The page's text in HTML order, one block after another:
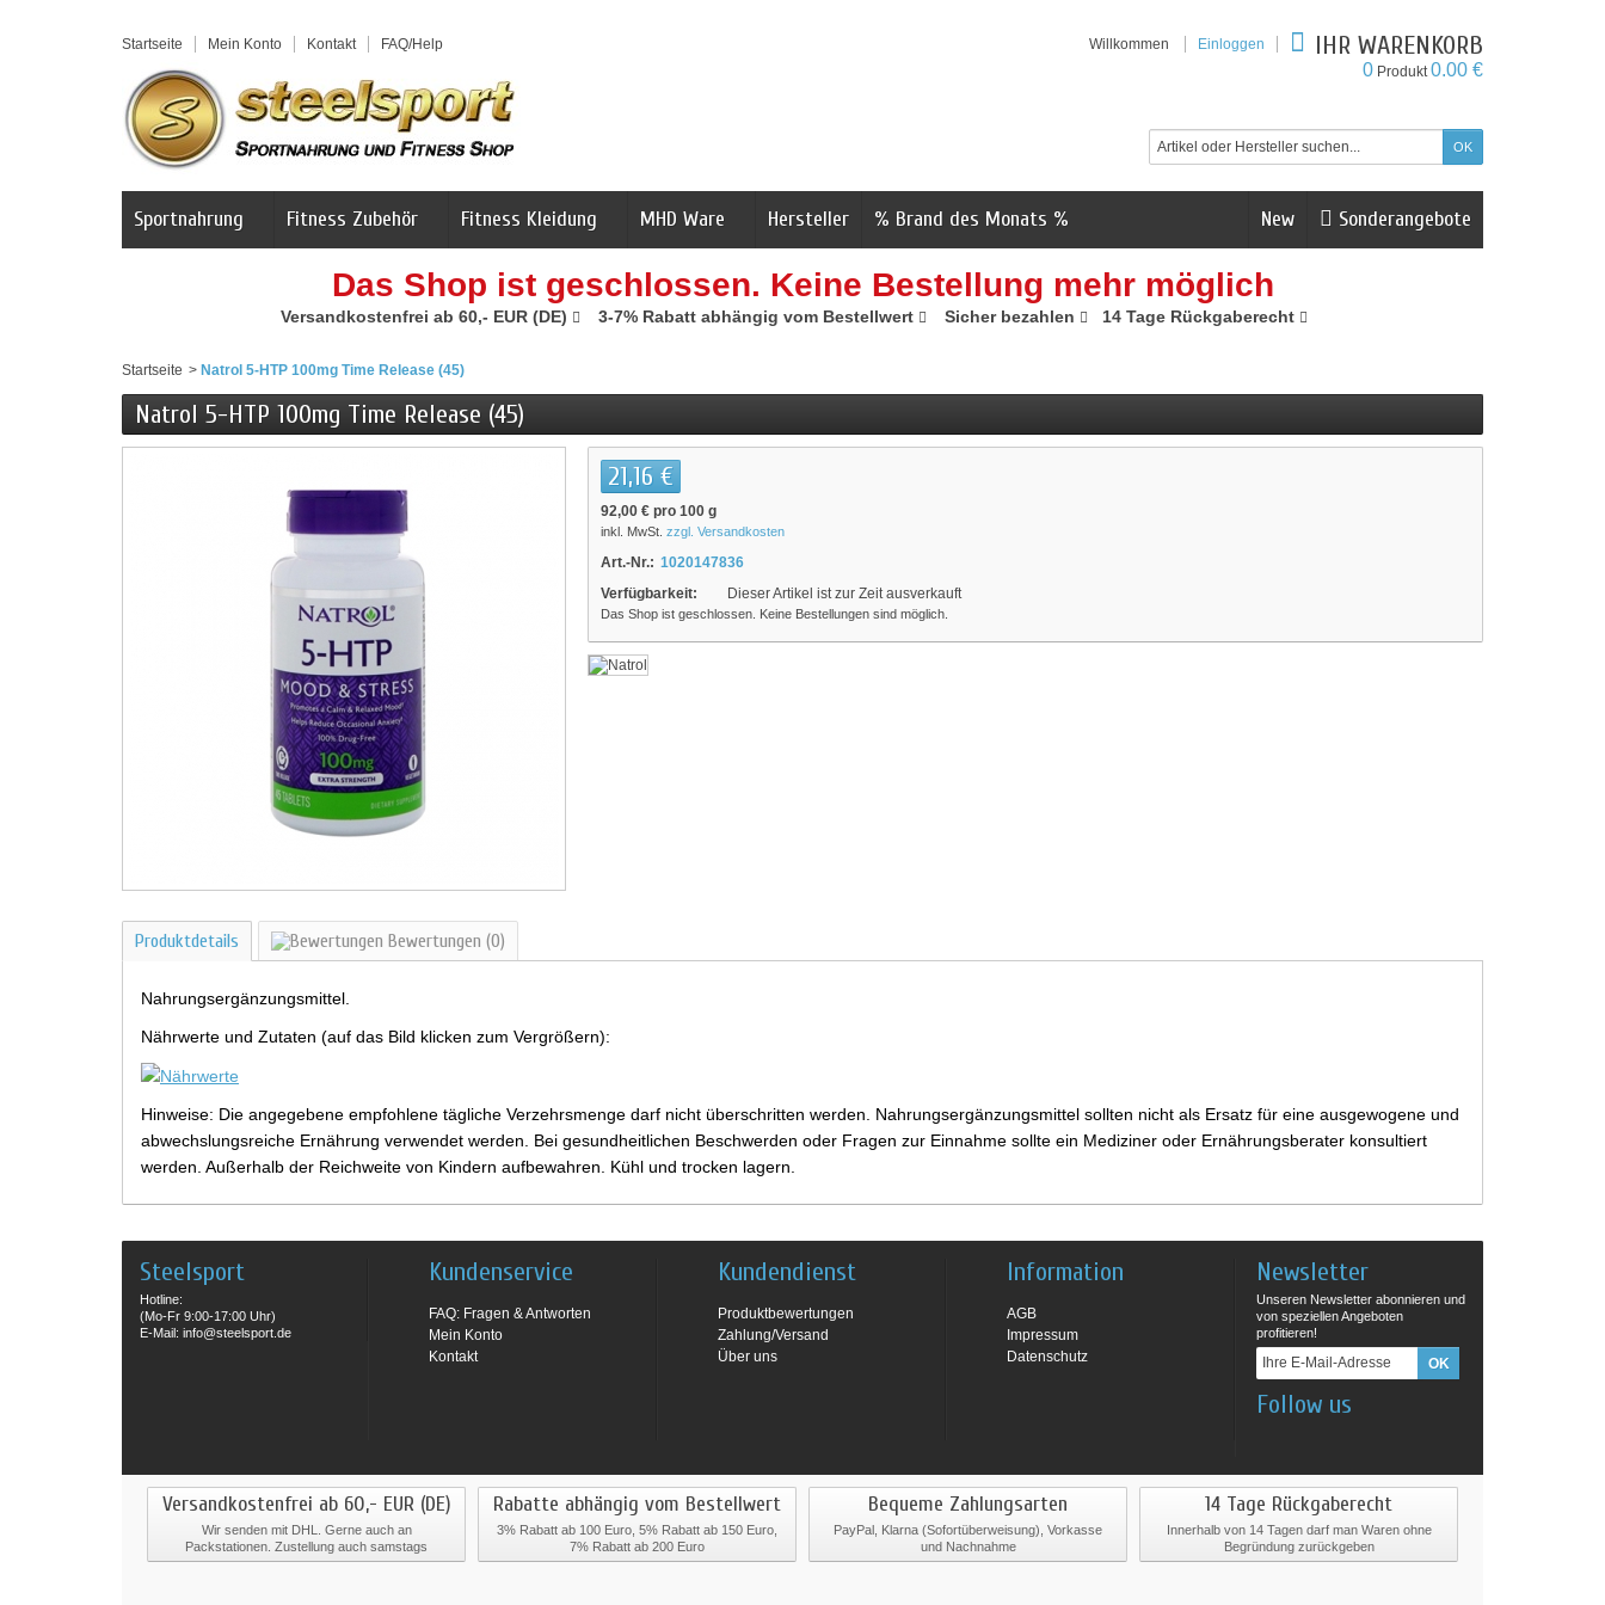
Startseite Mein Konto Kontakt FAQ/Help Willkommen Einloggen IHR WARENKORB
0 Produkt0.00 €
Sonderangebote
New
Sportnahrung Fitness Zubehör Fitness Kleidung MHD Ware Hersteller % Brand des Monats %
Das Shop ist geschlossen. Keine Bestellung mehr möglich
Versandkostenfrei ab 60,- EUR (DE) 3-7% Rabatt abhängig vom Bestellwert Sicher bezahlen 14 Tage Rückgaberecht
Startseite > Natrol 5-HTP 100mg Time Release (45)
Natrol 5-HTP 100mg Time Release (45)
21,16 €
92,00 € pro 100 g
inkl. MwSt. zzgl. Versandkosten
Art.-Nr.: 1020147836
Verfügbarkeit:
Dieser Artikel ist zur Zeit ausverkauft
Das Shop ist geschlossen. Keine Bestellungen sind möglich.
Produktdetails Bewertungen (0)
Nahrungsergänzungsmittel.
Nährwerte und Zutaten (auf das Bild klicken zum Vergrößern):
Hinweise: Die angegebene empfohlene tägliche Verzehrsmenge darf nicht überschritten werden. Nahrungsergänzungsmittel sollten nicht als Ersatz für eine ausgewogene und
abwechslungsreiche Ernährung verwendet werden. Bei gesundheitlichen Beschwerden oder Fragen zur Einnahme sollte ein Mediziner oder Ernährungsberater konsultiert
werden. Außerhalb der Reichweite von Kindern aufbewahren. Kühl und trocken lagern.
Steelsport
Hotline:
(Mo-Fr 9:00-17:00 Uhr)
E-Mail: info@steelsport.de
Kundenservice
FAQ: Fragen & Antworten
Mein Konto
Kontakt
Kundendienst
Produktbewertungen
Zahlung/Versand
Über uns
Information
AGB
Impressum
Datenschutz
Newsletter
Unseren Newsletter abonnieren und
von speziellen Angeboten
profitieren!
Follow us
Versandkostenfrei ab 60,- EUR (DE)
Wir senden mit DHL. Gerne auch an
Packstationen. Zustellung auch samstags
Rabatte abhängig vom Bestellwert
3% Rabatt ab 100 Euro, 5% Rabatt ab 150 Euro,
7% Rabatt ab 200 Euro
Bequeme Zahlungsarten
PayPal, Klarna (Sofortüberweisung), Vorkasse
und Nachnahme
14 Tage Rückgaberecht
Innerhalb von 14 Tagen darf man Waren ohne
Begründung zurückgeben